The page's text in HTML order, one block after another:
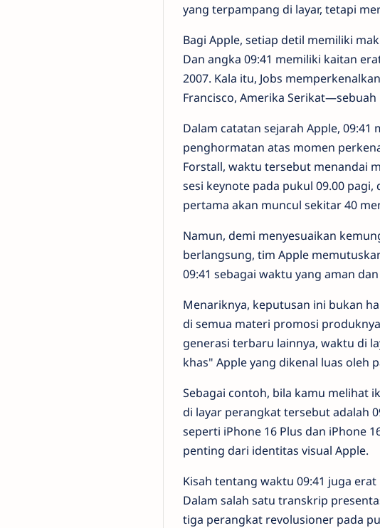
yang terpampang di layar, tetapi
Bagi Apple, setiap detil memiliki
Dan angka 09:41 memiliki kaitan
2007. Kala itu, Jobs
Francisco, Amerika
Dalam catatan sejarah Apple,
penghormatan atas momen
Forstall, waktu tersebut menandai
sesi keynote pada pukul 09.00
pertama akan muncul sekitar 40
Namun, demi menyesuaikan
berlangsung, tim Apple
09:41 sebagai waktu yang aman
Menariknya, keputusan ini bukan
di semua materi promosi
generasi terbaru lainnya, waktu di
khas" Apple yang dikenal luas oleh
Sebagai contoh, bila kamu melihat
di layar perangkat tersebut adalah
seperti iPhone 16 Plus dan iPhone
penting dari identitas visual Apple.
Kisah tentang waktu 09:41 juga
Dalam salah satu transkrip
tiga perangkat revolusioner pada